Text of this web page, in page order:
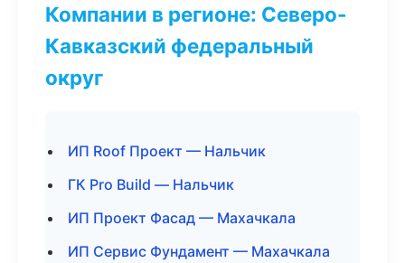
Компании в регионе: Северо-
Кавказский федеральный
округ
ИП Roof Проект — Нальчик
ГК Pro Build — Нальчик
ИП Проект Фасад — Махачкала
ИП Сервис Фундамент — Махачкала